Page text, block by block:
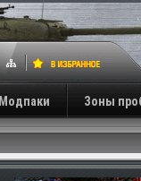
Модпаки Зоны